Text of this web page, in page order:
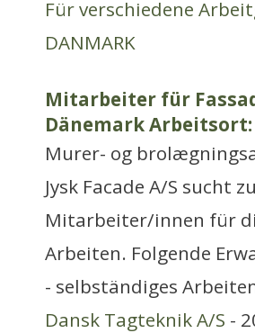
Für verschiedene
DANMARK
Mitarbeiter für
Dänemark
Murer- og
Jysk Facade A/S sucht
Mitarbeiter/innen für
Arbeiten. Folgende
- selbständiges
Dansk Tagteknik A/S -